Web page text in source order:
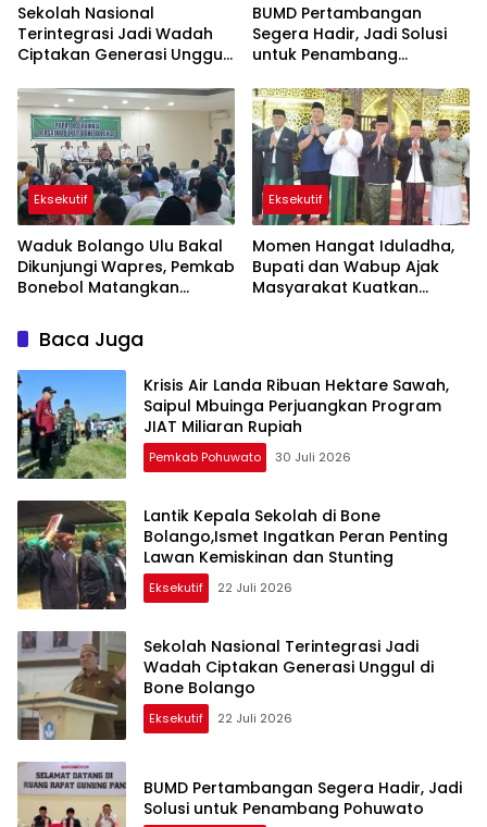
Sekolah Nasional
Terintegrasi Jadi Wadah
Ciptakan Generasi Unggul
BUMD Pertambangan
Segera Hadir, Jadi Solusi
untuk Penambang
Eksekutif
Waduk Bolango Ulu Bakal
Dikunjungi Wapres, Pemkab
Bonebol Matangkan
Eksekutif
Momen Hangat Iduladha,
Bupati dan Wabup Ajak
Masyarakat Kuatkan
Baca Juga
Krisis Air Landa Ribuan Hektare Sawah,
Saipul Mbuinga Perjuangkan Program
JIAT Miliaran Rupiah
Pemkab Pohuwato 30 Juli 2026
Lantik Kepala Sekolah di Bone
Bolango,Ismet Ingatkan Peran Penting
Lawan Kemiskinan dan Stunting
Eksekutif 22 Juli 2026
Sekolah Nasional Terintegrasi Jadi
Wadah Ciptakan Generasi Unggul di
Bone Bolango
Eksekutif 22 Juli 2026
BUMD Pertambangan Segera Hadir, Jadi
Solusi untuk Penambang Pohuwato